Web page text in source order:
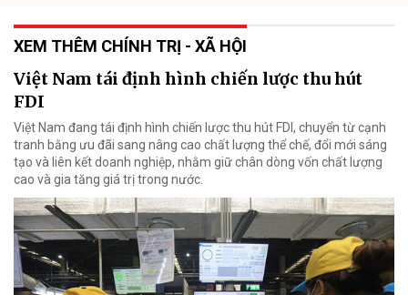
XEM THÊM CHÍNH TRỊ - XÃ HỘI
Việt Nam tái định hình chiến lược thu hút
FDI
Việt Nam đang tái định hình chiến lược thu hút FDI, chuyển từ cạnh
tranh bằng ưu đãi sang nâng cao chất lượng thể chế, đổi mới sáng
tạo và liên kết doanh nghiệp, nhằm giữ chân dòng vốn chất lượng
cao và gia tăng giá trị trong nước.